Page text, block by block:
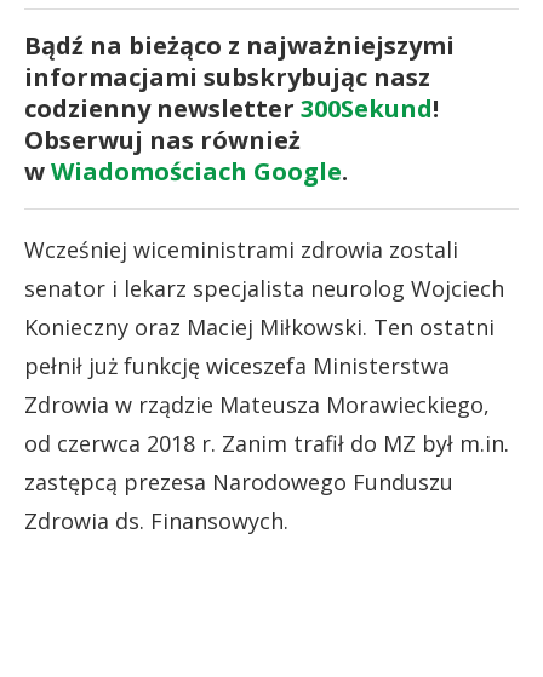
Bądź na bieżąco z najważniejszymi
informacjami subskrybując nasz
codzienny newsletter 300Sekund!
Obserwuj nas również
wWiadomościach Google.
Wcześniej wiceministrami zdrowia zostali
senator i lekarz specjalista neurolog Wojciech
Konieczny oraz Maciej Miłkowski. Ten ostatni
pełnił już funkcję wiceszefa Ministerstwa
Zdrowia w rządzie Mateusza Morawieckiego,
od czerwca 2018 r. Zanim trafił do MZ był m.in.
zastępcą prezesa Narodowego Funduszu
Zdrowia ds. Finansowych.